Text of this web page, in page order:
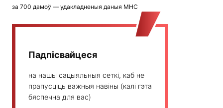
за 700 дамоў — удакладненыя даныя МНС
Падпісвайцеся
на нашы сацыяльныя сеткі, каб не
прапусціць важныя навіны (калі гэта
бяспечна для вас)